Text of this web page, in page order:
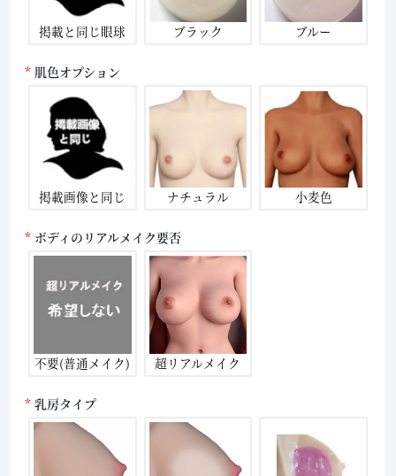
掲載と同じ眼球 ブラック ブルー
肌色オプション
掲載画像と同じ ナチュラル 小麦色
ボディのリアルメイク要否
不要(普通メイク) 超リアルメイク
乳房タイプ